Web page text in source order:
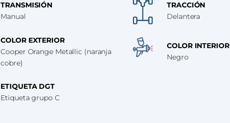
TRANSMISIÓN
Manual
TRACCIÓN
Delantera
COLOR EXTERIOR
Cooper Orange Metallic (naranja
cobre)
COLOR INTERIOR
Negro
ETIQUETA DGT
Etiqueta grupo C